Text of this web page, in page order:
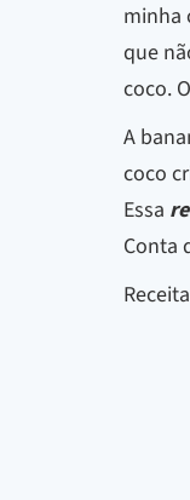
minha
que
coco.
A
coco
Essa
Conta